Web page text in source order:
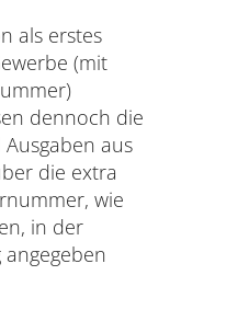
als erstes
(mit
dennoch die
aus
die extra
wie
in der